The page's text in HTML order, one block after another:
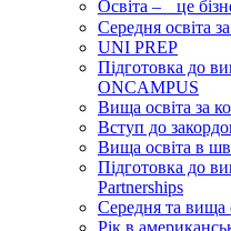
Освіта – це
Середня освіта
UNI PREP
Підготовка до
ONCAMPUS
Вища освіта за
Вступ до
Вища освіта в
Підготовка до
Partnerships
Середня та вища
Рік в